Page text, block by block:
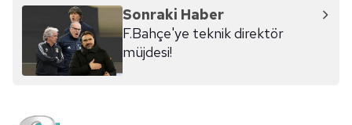
Sonraki Haber
F.Bahçe'ye teknik direktör
müjdesi!